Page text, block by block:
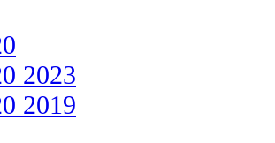
2023
2019